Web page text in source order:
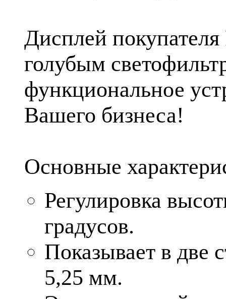
Дисплей
голубым
функциональное
Вашего бизнеса!
Основные
Регулировка
градусов.
Показывает в две
5,25 мм.